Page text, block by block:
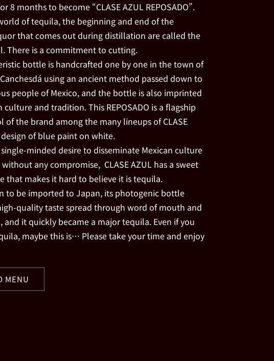
8 months to become “CLASE AZUL REPOSADO”.
of tequila, the beginning and end of the
that comes out during distillation are called the
There is a commitment to cutting.
bottle is handcrafted one by one in the town of
using an ancient method passed down to
people of Mexico, and the bottle is also imprinted
culture and tradition. This REPOSADO is a flagship
of the brand among the many lineups of CLASE
of blue paint on white.
minded desire to disseminate Mexican culture
any compromise, CLASE AZUL has a sweet
that makes it hard to believe it is tequila.
to be imported to Japan, its photogenic bottle
quality taste spread through word of mouth and
and it quickly became a major tequila. Even if you
maybe this is… Please take your time and enjoy
MENU